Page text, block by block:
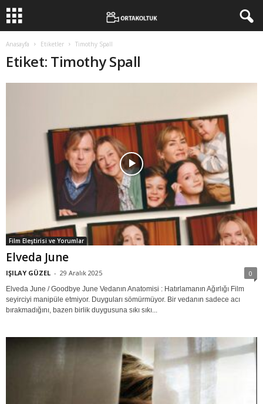
Anasayfa Etiketler Timothy Spall
Etiket: Timothy Spall
Film Eleştirisi ve Yorumlar
Elveda June
IŞILAY GÜZEL - 29 Aralık 2025 0
Elveda June / Goodbye June Vedanın Anatomisi : Hatırlamanın Ağırlığı Film
seyirciyi manipüle etmiyor. Duyguları sömürmüyor. Bir vedanın sadece acı
bırakmadığını, bazen birlik duygusuna sıkı sıkı...